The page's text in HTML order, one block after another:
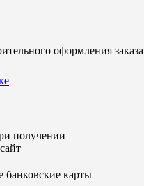
оформления заказа
получении
карты